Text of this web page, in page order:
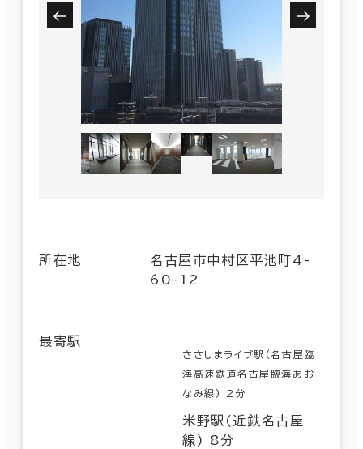
所在地
名古屋市中村区平池町4-
60-12
最寄駅
ささしまライブ駅(名古屋臨
海高速鉄道名古屋臨海あお
なみ線) 2分
米野駅(近鉄名古屋
線) 8分